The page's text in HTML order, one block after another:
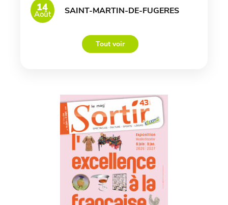
14
Août SAINT-MARTIN-DE-FUGERES
Tout voir